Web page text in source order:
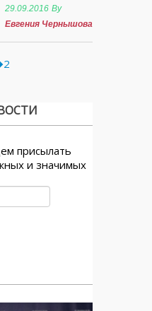
29.09.2016 By
Евгения Чернышова
присылать
и значимых